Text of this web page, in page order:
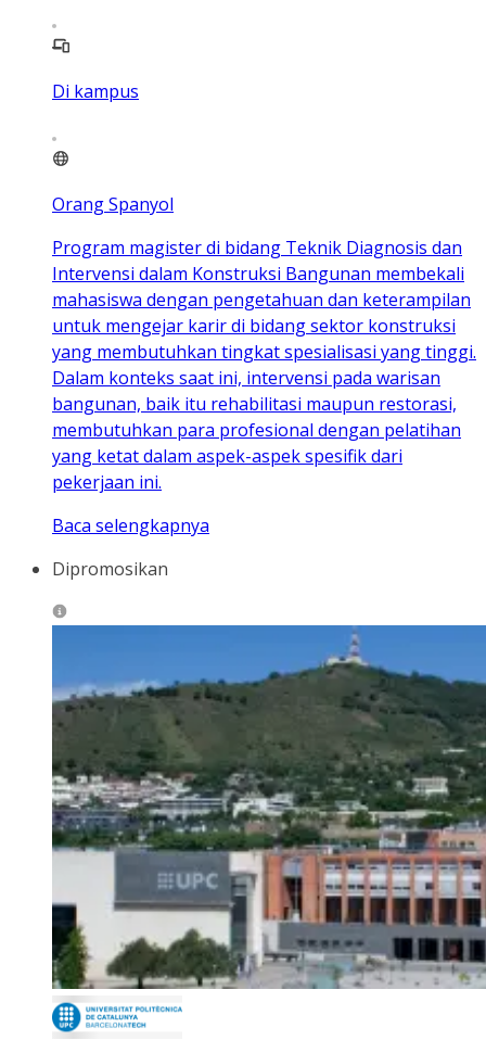
Di kampus
Orang Spanyol
Program magister di bidang Teknik Diagnosis dan
Intervensi dalam Konstruksi Bangunan membekali
mahasiswa dengan pengetahuan dan keterampilan
untuk mengejar karir di bidang sektor konstruksi
yang membutuhkan tingkat spesialisasi yang tinggi.
Dalam konteks saat ini, intervensi pada warisan
bangunan, baik itu rehabilitasi maupun restorasi,
membutuhkan para profesional dengan pelatihan
yang ketat dalam aspek-aspek spesifik dari
pekerjaan ini.
Baca selengkapnya
Dipromosikan